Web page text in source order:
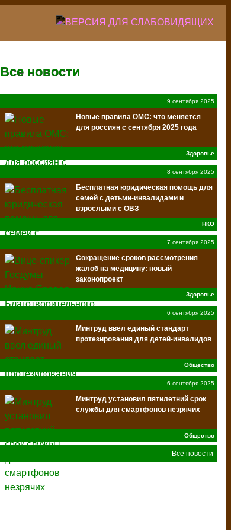
Все новости
9 сентября 2025
Новые правила ОМС: что меняется
для россиян с сентября 2025 года
Здоровье
8 сентября 2025
Бесплатная юридическая помощь для
семей с детьми-инвалидами и
взрослыми с ОВЗ
Благотворительного фонда «Клуб
Добряков»
НКО
7 сентября 2025
Сокращение сроков рассмотрения
жалоб на медицину: новый
законопроект
Здоровье
6 сентября 2025
Минтруд ввел единый стандарт
протезирования для детей-инвалидов
Общество
6 сентября 2025
Минтруд установил пятилетний срок
службы для смартфонов незрячих
Общество
Все новости